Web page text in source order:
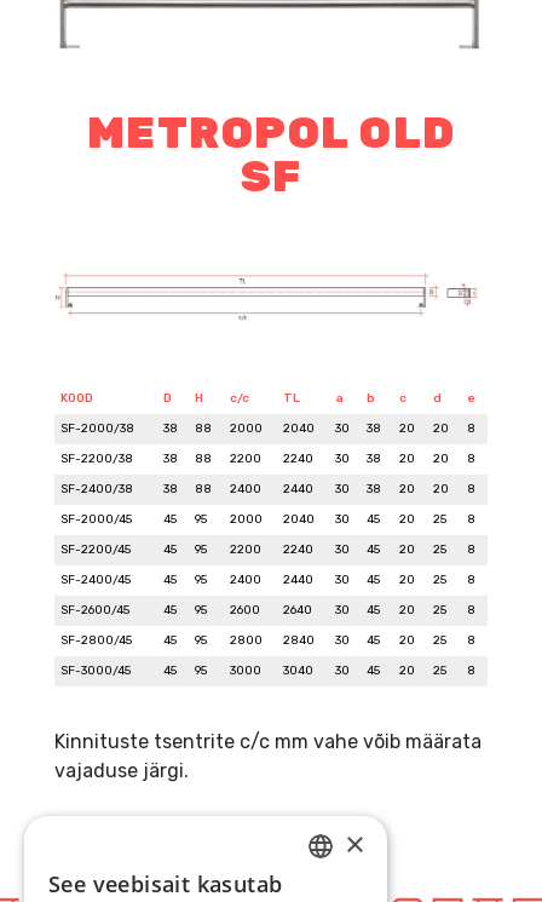
METROPOL OLD
SF
KOOD D H c/c TL a b c d e
SF-2000/38 38 88 2000 2040 30 38 20 20 8
SF-2200/38 38 88 2200 2240 30 38 20 20 8
SF-2400/38 38 88 2400 2440 30 38 20 20 8
SF-2000/45 45 95 2000 2040 30 45 20 25 8
SF-2200/45 45 95 2200 2240 30 45 20 25 8
SF-2400/45 45 95 2400 2440 30 45 20 25 8
SF-2600/45 45 95 2600 2640 30 45 20 25 8
SF-2800/45 45 95 2800 2840 30 45 20 25 8
SF-3000/45 45 95 3000 3040 30 45 20 25 8
Kinnituste tsentrite c/c mm vahe võib määrata
vajaduse järgi.
×
See veebisait kasutab